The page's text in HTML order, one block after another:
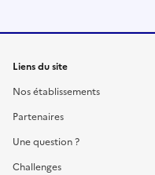
Liens du site
Nos établissements
Partenaires
Une question ?
Challenges